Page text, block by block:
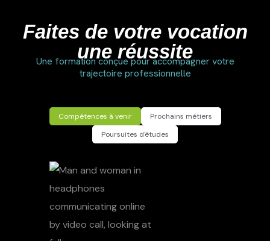
Faites de votre vocation
une réussite
Une formation conçue pour accompagner votre
trajectoire professionnelle
Compétences à venir
Prochains métiers
Poursuites d'études